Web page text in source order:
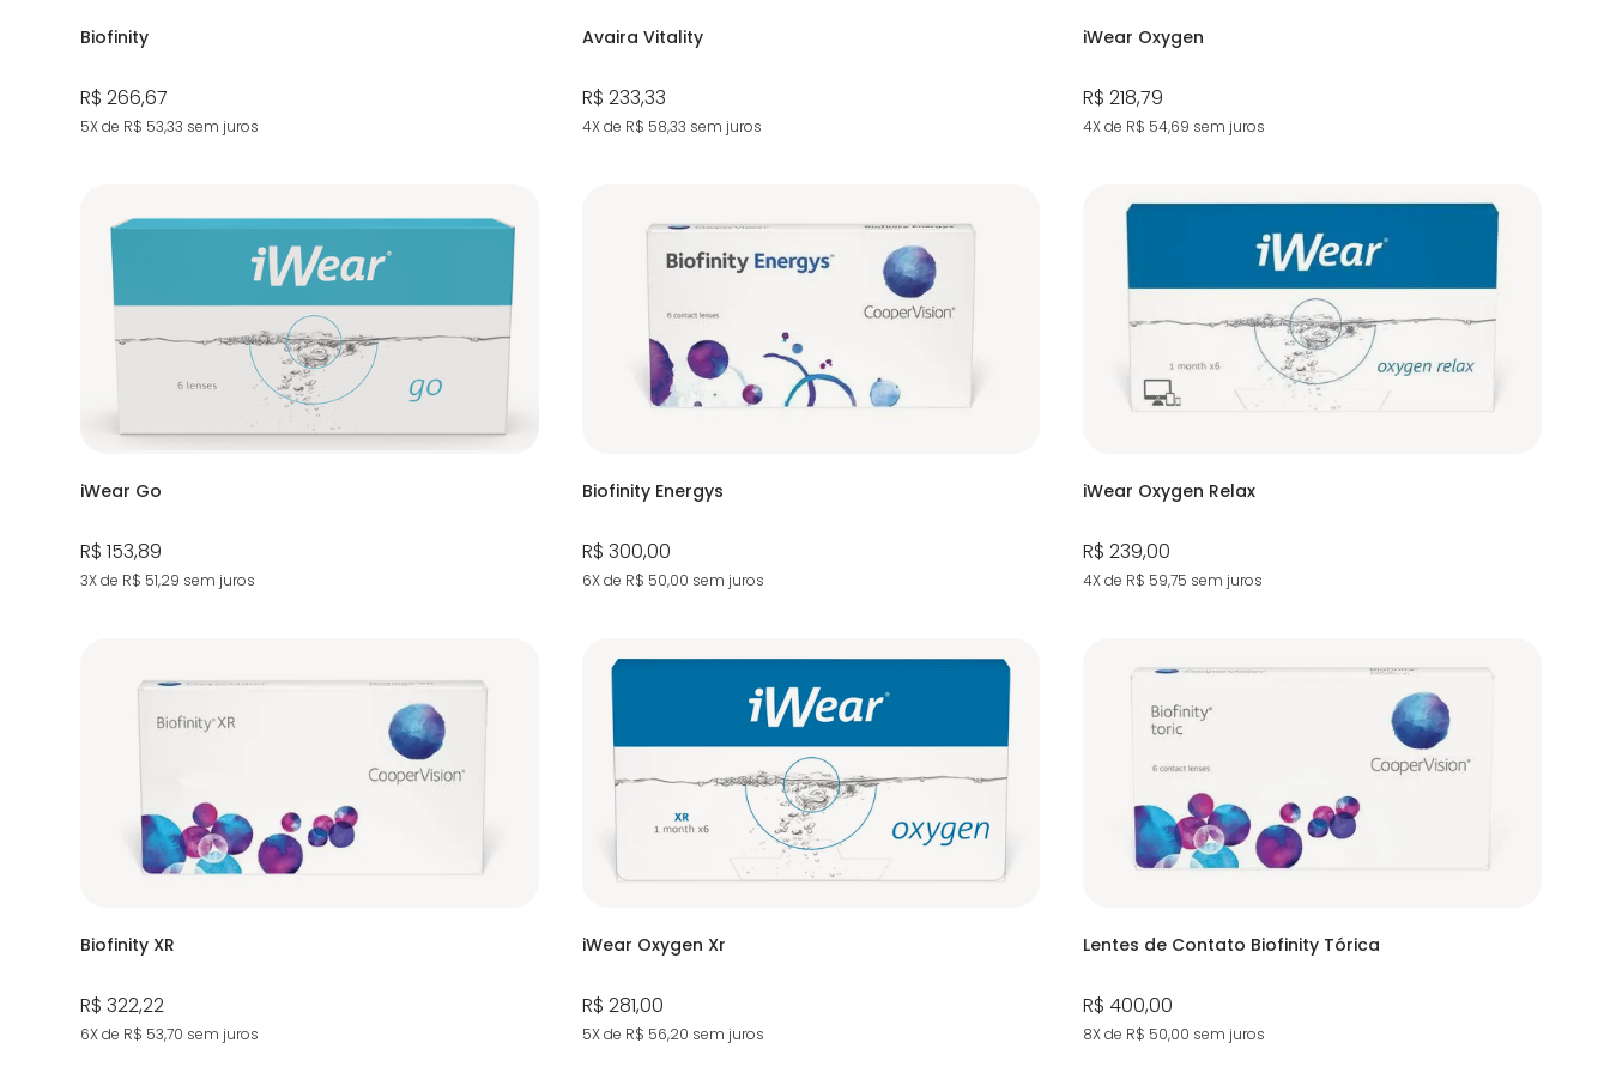
Biofinity
R$ 266,67
5X de R$ 53,33 sem juros
Avaira Vitality
R$ 233,33
4X de R$ 58,33 sem juros
iWear Oxygen
R$ 218,79
4X de R$ 54,69 sem juros
iWear Go
R$ 153,89
3X de R$ 51,29 sem juros
Biofinity Energys
R$ 300,00
6X de R$ 50,00 sem juros
iWear Oxygen Relax
R$ 239,00
4X de R$ 59,75 sem juros
Biofinity XR
R$ 322,22
6X de R$ 53,70 sem juros
iWear Oxygen Xr
R$ 281,00
5X de R$ 56,20 sem juros
Lentes de Contato Biofinity Tórica
R$ 400,00
8X de R$ 50,00 sem juros